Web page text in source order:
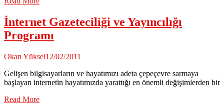
İnternet Gazeteciliği ve Yayıncılığı
Programı
Okan Yüksel12/02/2011
Gelişen bilgisayarların ve hayatımızı adeta çepeçevre sarmaya
başlayan internetin hayatımızda yarattığı en önemli değişimlerden bir
Read More